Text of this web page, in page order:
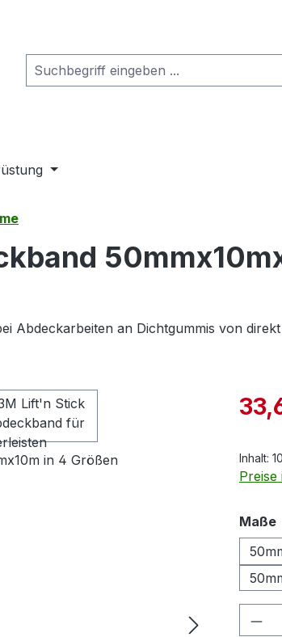
Abdeckarbeiten an Dichtgummis von
Inhalt:
Maße